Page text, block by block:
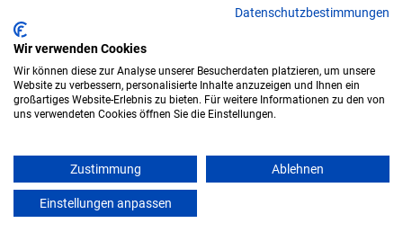
Duales Studium Informatik (B.Sc.) am
virtuellen Campus - Altländer Kuvertier
Datenschutzbestimmungen
Wir verwenden Cookies
Wir können diese zur Analyse unserer Besucherdaten platzieren, um unsere
Website zu verbessern, personalisierte Inhalte anzuzeigen und Ihnen ein
großartiges Website-Erlebnis zu bieten. Für weitere Informationen zu den von
uns verwendeten Cookies öffnen Sie die Einstellungen.
Zustimmung Ablehnen
Einstellungen anpassen